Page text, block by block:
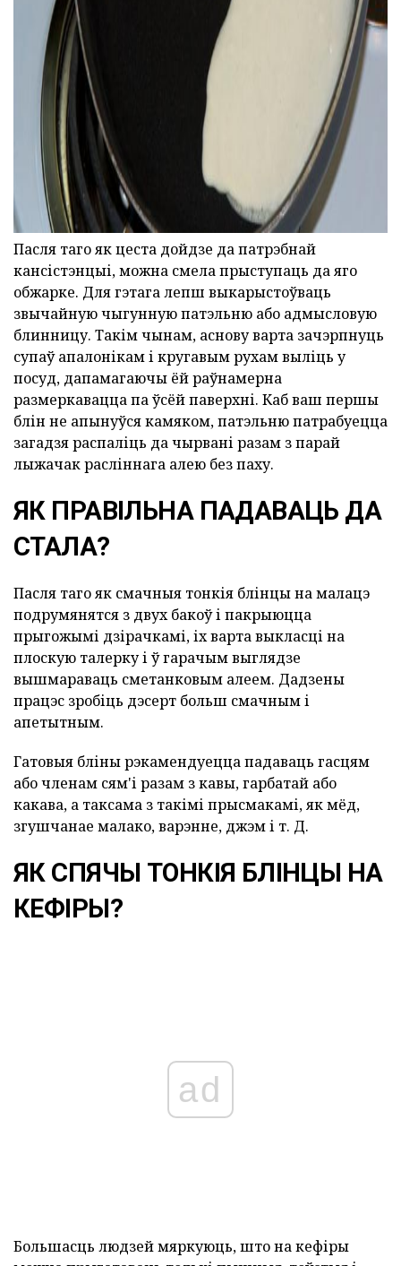
Пасля таго як цеста дойдзе да патрэбнай
кансістэнцыі, можна смела прыступаць да яго
обжарке. Для гэтага лепш выкарыстоўваць
звычайную чыгунную патэльню або адмысловую
блинницу. Такім чынам, аснову варта зачэрпнуць
супаў апалонікам і кругавым рухам выліць у
посуд, дапамагаючы ёй раўнамерна
размеркавацца па ўсёй паверхні. Каб ваш першы
блін не апынуўся камяком, патэльню патрабуецца
загадзя распаліць да чырвані разам з парай
лыжачак расліннага алею без паху.
ЯК ПРАВІЛЬНА ПАДАВАЦЬ ДА
СТАЛА?
Пасля таго як смачныя тонкія блінцы на малацэ
подрумянятся з двух бакоў і пакрыюцца
прыгожымі дзірачкамі, іх варта выкласці на
плоскую талерку і ў гарачым выглядзе
вышмараваць сметанковым алеем. Дадзены
працэс зробіць дэсерт больш смачным і
апетытным.
Гатовыя бліны рэкамендуецца падаваць гасцям
або членам сям'і разам з кавы, гарбатай або
какава, а таксама з такімі прысмакамі, як мёд,
згушчанае малако, варэнне, джэм і т. Д.
ЯК СПЯЧЫ ТОНКІЯ БЛІНЦЫ НА
КЕФІРЫ?
ad
Большасць людзей мяркуюць, што на кефіры